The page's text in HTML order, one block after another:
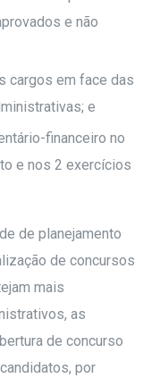
e não
cargos em face das
e
financeiro no
e nos 2 exercícios
de planejamento
de concursos
mais
as
de concurso
por